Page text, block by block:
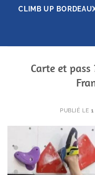
PasserCLIMB UP
Carte et
PUBLIÉ LE